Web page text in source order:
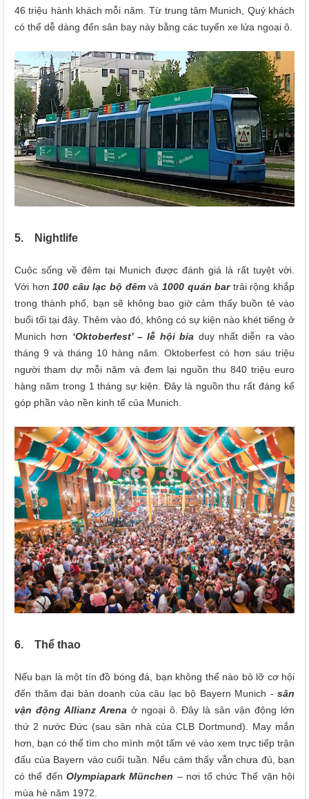
46 triệu hành khách mỗi năm. Từ trung tâm Munich, Quý khách
có thể dễ dàng đến sân bay này bằng các tuyến xe lửa ngoại ô.
5. Nightlife
Cuộc sống về đêm tại Munich được đánh giá là rất tuyệt vời.
Với hơn100 câu lạc bộ đêmvà 1000 quán bartrải rộng khắp
trong thành phố, bạn sẽ không bao giờ cảm thấy buồn tẻ vào
buổi tối tại đây. Thêm vào đó, không có sự kiện nào khét tiếng ở
Munich hơn ‘Oktoberfest’ – lễ hội bia duy nhất diễn ra vào
tháng 9 và tháng 10 hàng năm. Oktoberfest có hơn sáu triệu
người tham dự mỗi năm và đem lại nguồn thu 840 triệu euro
hàng năm trong 1 tháng sự kiện. Đây là nguồn thu rất đáng kể
góp phần vào nền kinh tế của Munich.
6. Thể thao
Nếu bạn là một tín đồ bóng đá, bạn không thể nào bỏ lỡ cơ hội
đến thăm đại bản doanh của câu lạc bộ Bayern Munich - sân
vận động Allianz Arena ở ngoại ô. Đây là sân vận động lớn
thứ 2 nước Đức (sau sân nhà của CLB Dortmund). May mắn
hơn, bạn có thể tìm cho mình một tấm vé vào xem trực tiếp trận
đấu của Bayern vào cuối tuần. Nếu cảm thấy vẫn chưa đủ, bạn
có thể đếnOlympiapark München – nơi tổ chức Thế vận hội
mùa hè năm 1972.